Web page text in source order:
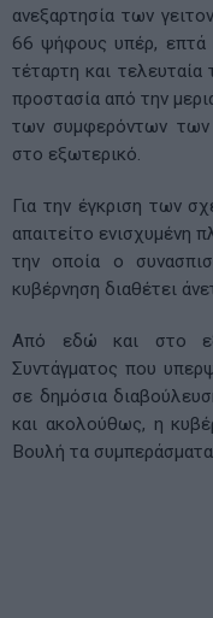
ανεξαρτησία των
66 ψήφους υπέρ, επτά
τέταρτη και
προστασία από την
των συμφερόντων
στο εξωτερικό.
Για την έγκριση των
απαιτείτο ενισχυμένη
την οποία ο
κυβέρνηση διαθέτει
Από εδώ και στο
Συντάγματος που
σε δημόσια
και ακολούθως, η
Βουλή τα